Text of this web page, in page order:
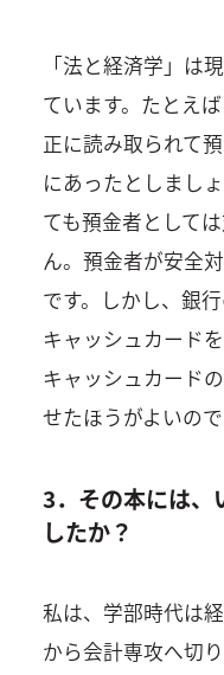
「法と経済学」は
ています。たとえ
正に読み取られて
にあったとしまし
ても預金者として
ん。預金者が安全
です。しかし、銀
キャッシュカード
キャッシュカード
せたほうがよいので
3．その本には、
したか？
私は、学部時代は
から会計専攻へ切